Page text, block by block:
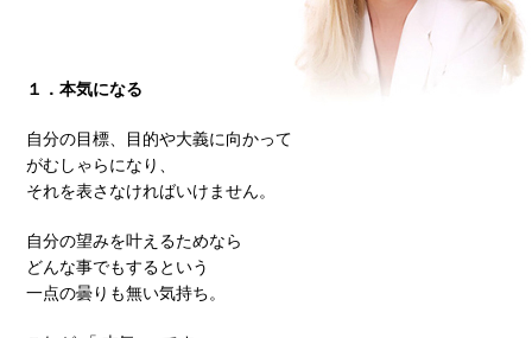
１．本気になる
自分の目標、目的や大義に向かって
がむしゃらになり、
それを表さなければいけません。
自分の望みを叶えるためなら
どんな事でもするという
一点の曇りも無い気持ち。